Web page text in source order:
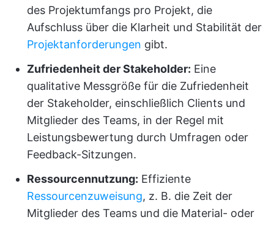
des Projektumfangs pro Projekt, die
Aufschluss über die Klarheit und Stabilität der
Projektanforderungen gibt.
Zufriedenheit der Stakeholder: Eine
qualitative Messgröße für die Zufriedenheit
der Stakeholder, einschließlich Clients und
Mitglieder des Teams, in der Regel mit
Leistungsbewertung durch Umfragen oder
Feedback-Sitzungen.
Ressourcennutzung: Effiziente
Ressourcenzuweisung, z. B. die Zeit der
Mitglieder des Teams und die Material- oder